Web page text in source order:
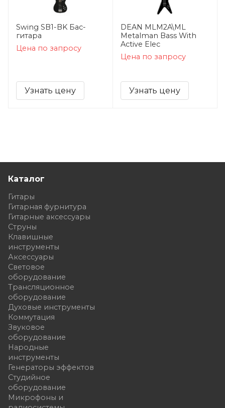
Swing SB1-BK Бас-
гитара
Цена по запросу
Узнать цену
DEAN MLM2A\ML
Metalman Bass With
Active Elec
Цена по запросу
Узнать цену
Каталог
Гитары
Гитарная фурнитура
Гитарные аксессуары
Струны
Клавишные
инструменты
Аксессуары
Световое
оборудование
Трансляционное
оборудование
Духовые инструменты
Коммутация
Звуковое
оборудование
Народные
инструменты
Генераторы эффектов
Студийное
оборудование
Микрофоны и